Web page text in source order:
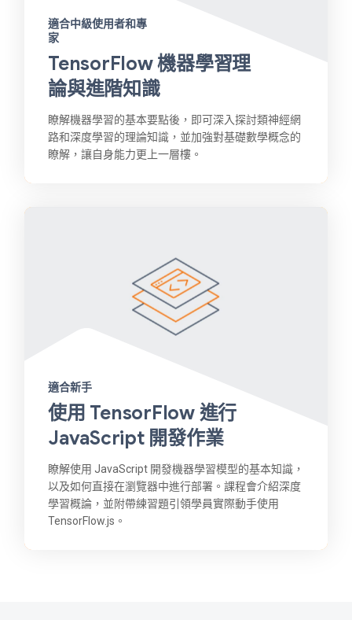
適合中級使用者和專
家
TensorFlow 機器學習理
論與進階知識
瞭解機器學習的基本要點後，即可深入探討類神經網
路和深度學習的理論知識，並加強對基礎數學概念的
瞭解，讓自身能力更上一層樓。
適合新手
使用 TensorFlow 進行
JavaScript 開發作業
瞭解使用 JavaScript 開發機器學習模型的基本知識，
以及如何直接在瀏覽器中進行部署。課程會介紹深度
學習概論，並附帶練習題引領學員實際動手使用
TensorFlow.js。